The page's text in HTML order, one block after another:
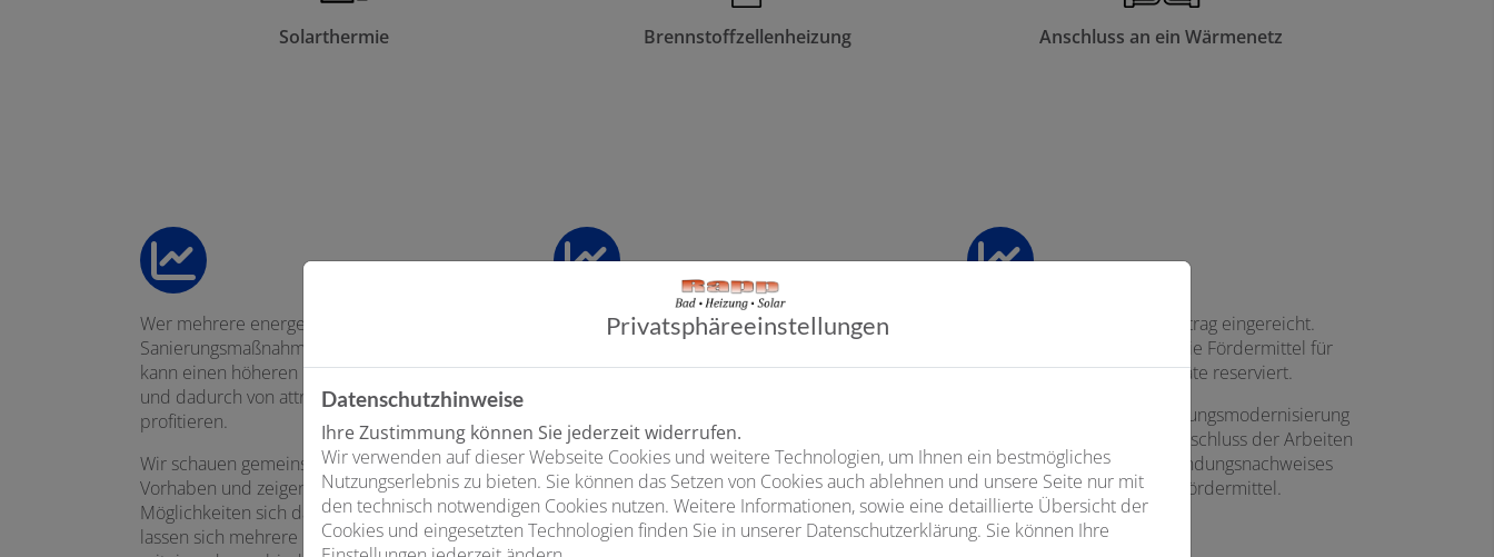
Solarthermie Brennstoffzellenheizung Anschluss an ein Wärmenetz
Förderung machen
Wer mehrere energetische
Sanierungsmaßnahmen miteinander kombiniert,
kann einen höheren Effizienzstandard erreichen
und dadurch von attraktiveren Förderungen
profitieren.
Wir schauen gemeinsam auf Ihr gesamtes
Vorhaben und zeigen Ihnen, welche
Möglichkeiten sich daraus ergeben. Denn häufig
lassen sich mehrere Maßnahmen sinnvoll
Ihrem Vorhaben?
Seit 2026 richtet sich die Förderung stärker nach
Grundförderung können – abhängig von
Zuschläge hinzukommen.
Dadurch sind Förderquoten vonbis zu 80 % der
förderfähigen Kostenmöglich.
So läuft Ihre Förderung ab
Zunächst wird der Förderantrag eingereicht.
Nach der Bewilligung sind die Fördermittel für
Ihr Vorhaben bis zu 36 Monate reserviert.
Anschließend kann die Heizungsmodernisierung
umgesetzt werden. Nach Abschluss der Arbeiten
und Einreichung des Verwendungsnachweises
erfolgt die Auszahlung der Fördermittel.
Privatsphäre­einstellungen
Datenschutzhinweise
Ihre Zustimmung können Sie jederzeit widerrufen.
Wir verwenden auf dieser Webseite Cookies und weitere Technologien, um Ihnen ein bestmögliches
Nutzungserlebnis zu bieten. Sie können das Setzen von Cookies auch ablehnen und unsere Seite nur mit
den technisch notwendigen Cookies nutzen. Weitere Informationen, sowie eine detaillierte Übersicht der
Cookies und eingesetzten Technologien finden Sie in unserer Datenschutzerklärung. Sie können Ihre